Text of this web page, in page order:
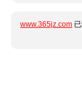
www.365jz.com